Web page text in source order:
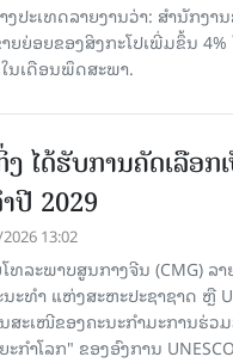
ງປະເທດລາຍງານວ່າ: ສຳນັກງ
ຍຍ່ອຍຂອງສິງກະໂປເພີ່ມຂຶ້ນ
ນເດືອນພຶດສະພາ.
ໄດ້ຮັບການຄັດເລືອ
ປີ 2029
13:02
ທລະພາບສູນກາງຈີນ (CMG) ລ
ະທຳ ແຫ່ງສະຫະປະຊາຊາດ ຫຼື
ະເໜີຂອງຄະນະກຳມະການຮ່
ຳໂລກ" ຂອງອົງການ